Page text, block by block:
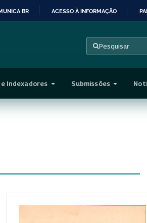
CONTEÚDO
BR ACESSO À INFORMAÇÃO
Pesquisar
e Indexadores Submissões